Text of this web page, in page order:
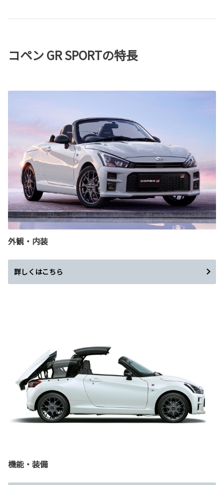
コペン GR SPORTの特長
外観・内装
詳しくはこちら
機能・装備